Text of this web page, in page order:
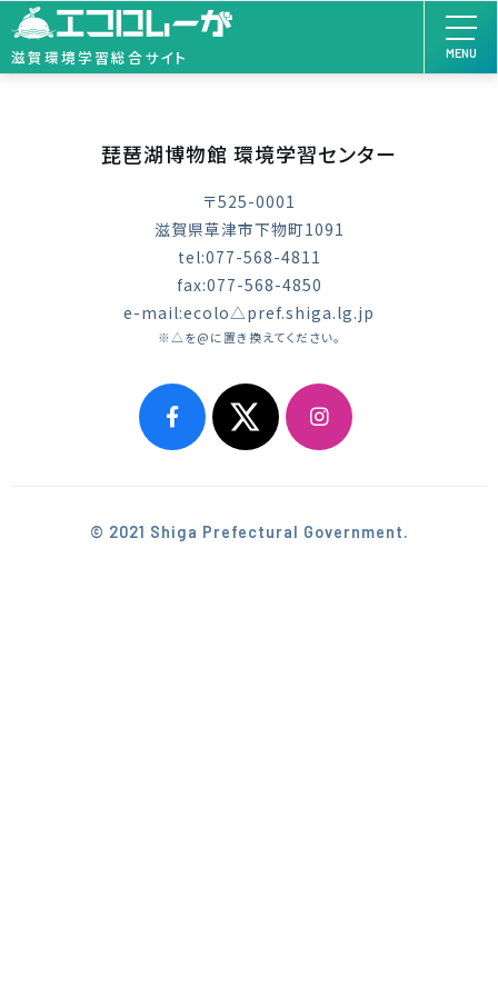
滋賀環境学習総合サイト MENU
琵琶湖博物館 環境学習センター
〒525-0001
滋賀県草津市下物町1091
tel:077-568-4811
fax:077-568-4850
e-mail:ecolo△pref.shiga.lg.jp
※△を@に置き換えてください。
© 2021 Shiga Prefectural Government.